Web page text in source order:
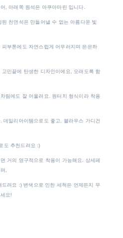
, 아래쪽 원석은 아쿠아마린 입니다.
천연석은 만들어낼 수 없는 아름다운 빛
부톤에도 자연스럽게 어우러지며 은은하
민끝에 탄생한 디자인이에요, 오래도록 함
림에도 잘 어울려요. 원터치 형식이라 착용
데일리아이템으로도 좋고, 블라우스 가디건
도 추천드려요 :)
거의 영구적으로 착용이 가능해요. 상세페
,
려요 :) 변색으로 인한 세척은 언제든지 무
요!